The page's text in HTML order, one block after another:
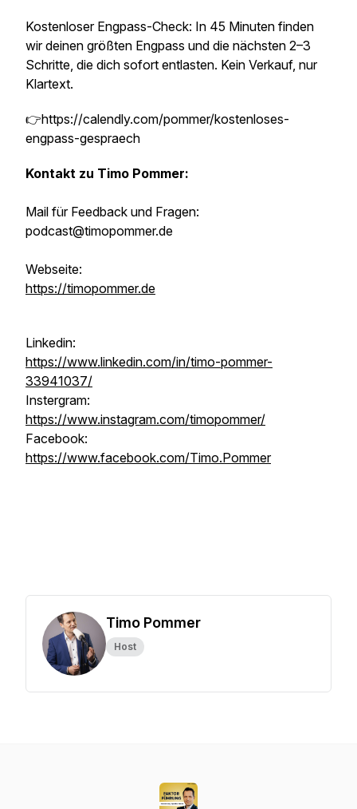
Kostenloser Engpass-Check: In 45 Minuten finden
wir deinen größten Engpass und die nächsten 2–3
Schritte, die dich sofort entlasten. Kein Verkauf, nur
Klartext.
👉https://calendly.com/pommer/kostenloses-
engpass-gespraech
Kontakt zu Timo Pommer:
Mail für Feedback und Fragen:
podcast@timopommer.de
Webseite:
https://timopommer.de
Linkedin:
https://www.linkedin.com/in/timo-pommer-
33941037/
Instergram:
https://www.instagram.com/timopommer/
Facebook:
https://www.facebook.com/Timo.Pommer
Timo Pommer
Host